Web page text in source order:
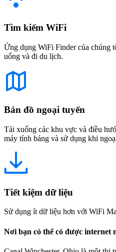
Tìm kiếm WiFi
Ứng dụng WiFi Finder của chúng
uống và đi du lịch.
Bản đồ ngoại tuyến
Tải xuống các khu vực và điều
máy tính bảng và sử dụng khi
Tiết kiệm dữ liệu
Sử dụng ít dữ liệu hơn với WiFi
Nơi bạn có thể có được internet